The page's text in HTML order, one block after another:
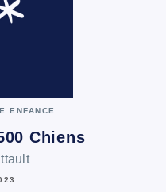
ENFANCE
Chiens